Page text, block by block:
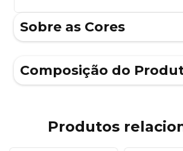
Sobre as Cores
Composição do
Produtos